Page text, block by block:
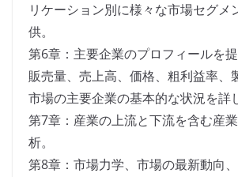
リケーション別に様々な市場セグメ
供。
第6章：主要企業のプロフィールを
販売量、売上高、価格、粗利益率、
市場の主要企業の基本的な状況を詳
第7章：産業の上流と下流を含む産
析。
第8章：市場力学、市場の最新動向